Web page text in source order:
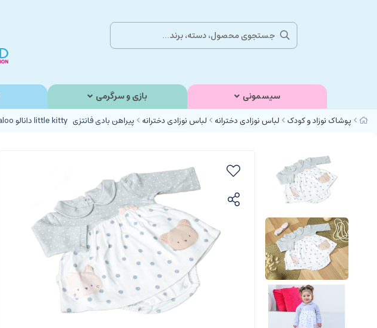
سیسمونی بازی و سرگرمی
پوشاک نوزاد و کودک لباس نوزادی دخترانه لباس نوزادی دخترانه پیراهن بادی فانتزی little kitty دانالو Danaloo